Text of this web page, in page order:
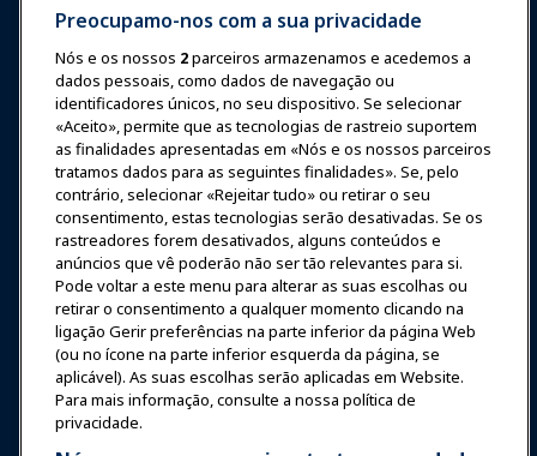
Entrar Junte-se Agora
Prêmios Carreiras
Contato
Expos e Eventos
Notícias & Diversão
Educação
Segurança & Proteção
Advocacia
Preocupamo-nos com a sua privacidade
Nós e os nossos 2parceiros armazenamos e acedemos a
dados pessoais, como dados de navegação ou
identificadores únicos, no seu dispositivo. Se selecionar
«Aceito», permite que as tecnologias de rastreio suportem
as finalidades apresentadas em «Nós e os nossos parceiros
tratamos dados para as seguintes finalidades». Se, pelo
contrário, selecionar «Rejeitar tudo» ou retirar o seu
consentimento, estas tecnologias serão desativadas. Se os
rastreadores forem desativados, alguns conteúdos e
anúncios que vê poderão não ser tão relevantes para si.
Pode voltar a este menu para alterar as suas escolhas ou
retirar o consentimento a qualquer momento clicando na
ligação Gerir preferências na parte inferior da página Web
(ou no ícone na parte inferior esquerda da página, se
aplicável). As suas escolhas serão aplicadas em Website.
Para mais informação, consulte a nossa política de
privacidade.